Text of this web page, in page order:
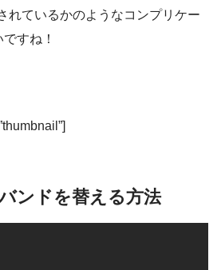
れているかのようなコンプリケー
すね！
ンドを替える方法